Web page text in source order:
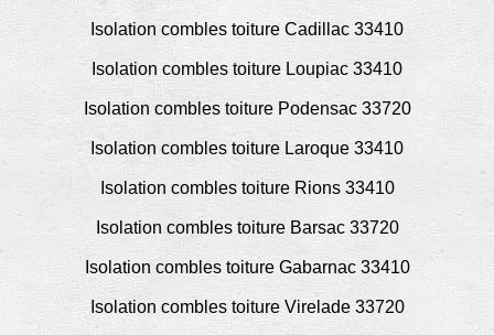
Isolation combles toiture Cadillac 33410
Isolation combles toiture Loupiac 33410
Isolation combles toiture Podensac 33720
Isolation combles toiture Laroque 33410
Isolation combles toiture Rions 33410
Isolation combles toiture Barsac 33720
Isolation combles toiture Gabarnac 33410
Isolation combles toiture Virelade 33720